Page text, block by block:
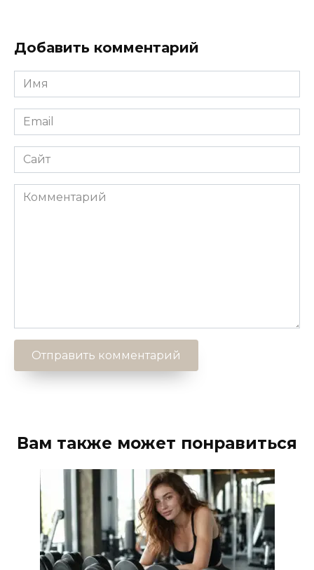
Добавить комментарий
Имя
*
Email
*
Сайт
Комментарий
Вам также может понравиться